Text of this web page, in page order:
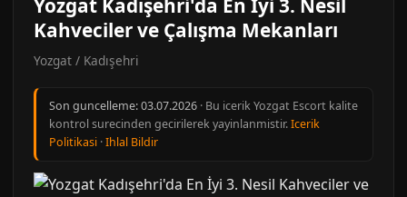
Yozgat Kadışehri'da En İyi 3. Nesil
Kahveciler ve Çalışma Mekanları
Yozgat / Kadışehri
Son guncelleme:03.07.2026 · Bu icerik Yozgat Escort kalite
kontrol surecinden gecirilerek yayinlanmistir.Icerik
Politikasi ·Ihlal Bildir